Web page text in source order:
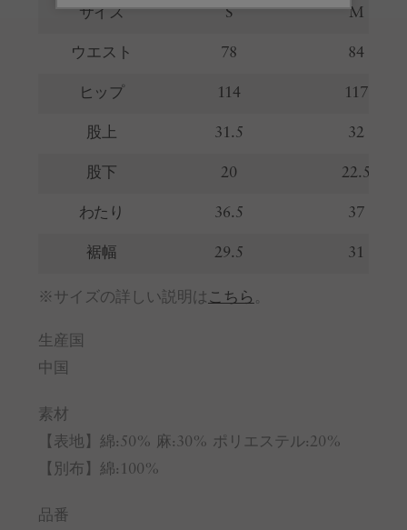
サイズ S M
ウエスト 78 84
ヒップ 114 117
股上 31.5 32
股下 20 22.5
わたり 36.5 37
裾幅 29.5 31
※サイズの詳しい説明は こちら 。
生産国
中国
素材
【表地】綿:50% 麻:30% ポリエステル:20%
【別布】綿:100%
品番